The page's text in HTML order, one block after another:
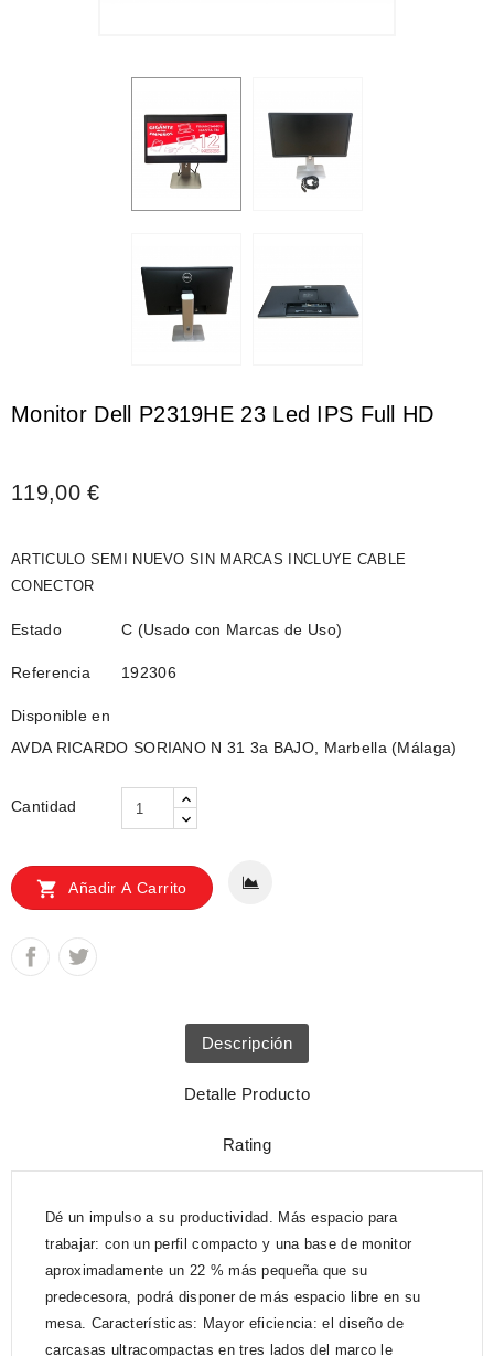
Monitor Dell P2319HE 23 Led IPS Full HD
119,00 €
ARTICULO SEMI NUEVO SIN MARCAS INCLUYE CABLE
CONECTOR
Estado C (Usado con Marcas de Uso)
Referencia 192306
Disponible en
AVDA RICARDO SORIANO N 31 3a BAJO, Marbella (Málaga)
Cantidad
 Añadir A Carrito
Descripción
Detalle Producto
Rating
Dé un impulso a su productividad. Más espacio para
trabajar: con un perfil compacto y una base de monitor
aproximadamente un 22 % más pequeña que su
predecesora, podrá disponer de más espacio libre en su
mesa. Características: Mayor eficiencia: el diseño de
carcasas ultracompactas en tres lados del marco le